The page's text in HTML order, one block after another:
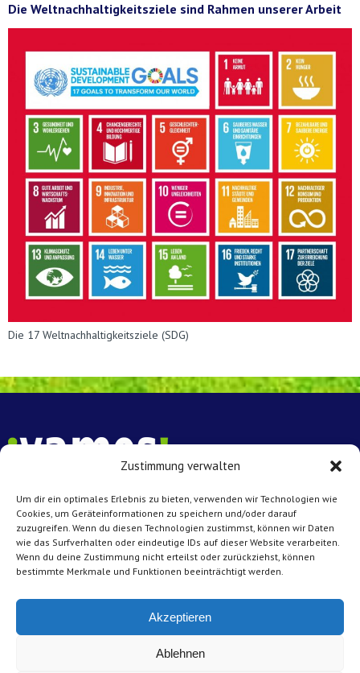
Zustimmung verwalten
Um dir ein optimales Erlebnis zu bieten, verwenden wir Technologien wie
Cookies, um Geräteinformationen zu speichern und/oder darauf
zuzugreifen. Wenn du diesen Technologien zustimmst, können wir Daten
wie das Surfverhalten oder eindeutige IDs auf dieser Website verarbeiten.
Wenn du deine Zustimmung nicht erteilst oder zurückziehst, können
bestimmte Merkmale und Funktionen beeinträchtigt werden.
Akzeptieren
Ablehnen
Die Weltnachhaltigkeitsziele sind Rahmen unserer Arbeit
Die 17 Weltnachhaltigkeitsziele (SDG)
Vamos e.V. Münster
Achtermannstr. 10 – 12
48143 Münster
Kontakt
E-Mail: